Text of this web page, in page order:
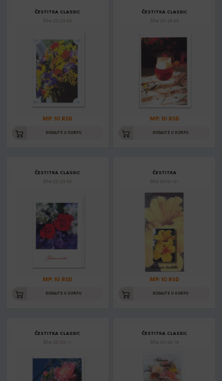
ČESTITKA CLASSIC
Šifra: C0125-03
MP: 10 RSD
DODAJTE U KORPU
ČESTITKA CLASSIC
Šifra: C0125-09
MP: 10 RSD
DODAJTE U KORPU
ČESTITKA CLASSIC
Šifra: C0125-05
MP: 10 RSD
DODAJTE U KORPU
ČESTITKA
Šifra: C0101-01
MP: 10 RSD
DODAJTE U KORPU
ČESTITKA CLASSIC
Šifra: C0125-11
ČESTITKA CLASSIC
Šifra: C0125-16